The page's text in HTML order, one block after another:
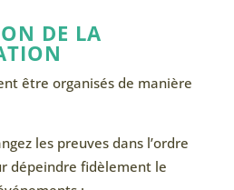
DE LA
être organisés de manière
les preuves dans l’ordre
dépeindre fidèlement le